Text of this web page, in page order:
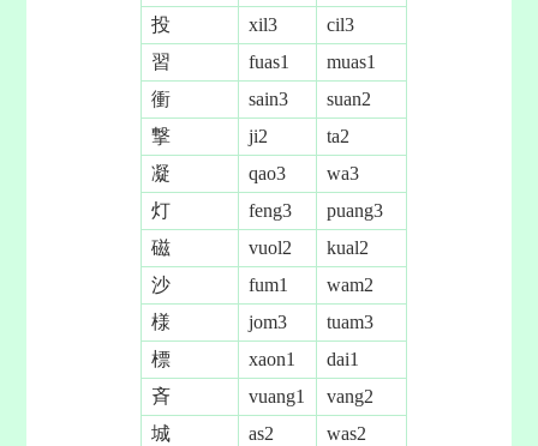
投
xil3
cil3
習
fuas1
muas1
衝
sain3
suan2
撃
ji2
ta2
凝
qao3
wa3
灯
feng3
puang3
磁
vuol2
kual2
沙
fum1
wam2
様
jom3
tuam3
標
xaon1
dai1
斉
vuang1
vang2
城
as2
was2